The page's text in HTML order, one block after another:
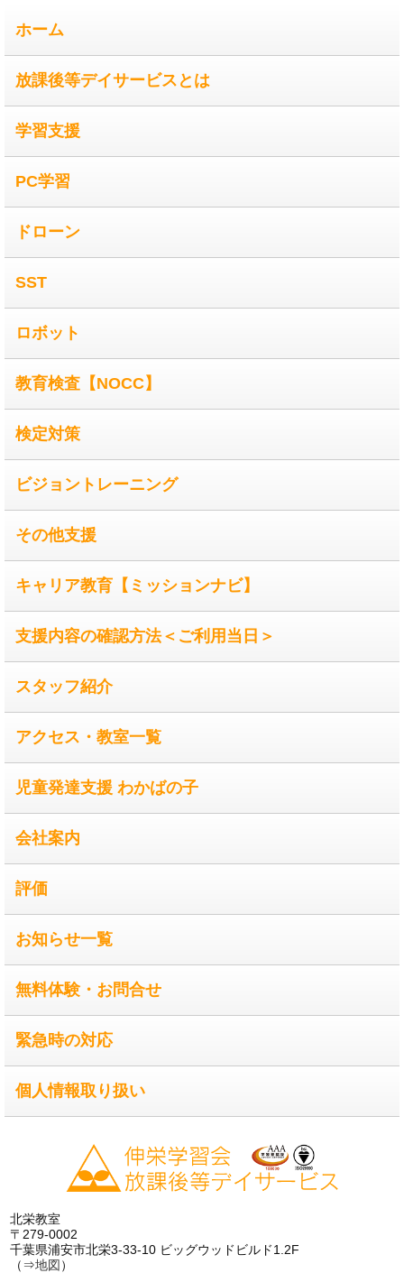
ホーム
放課後等デイサービスとは
学習支援
PC学習
ドローン
SST
ロボット
教育検査【NOCC】
検定対策
ビジョントレーニング
その他支援
キャリア教育【ミッションナビ】
支援内容の確認方法＜ご利用当日＞
スタッフ紹介
アクセス・教室一覧
児童発達支援 わかばの子
会社案内
評価
お知らせ一覧
無料体験・お問合せ
緊急時の対応
個人情報取り扱い
北栄教室
〒279-0002
千葉県浦安市北栄3-33-10 ビッグウッドビルド1.2F
（⇒地図 ）